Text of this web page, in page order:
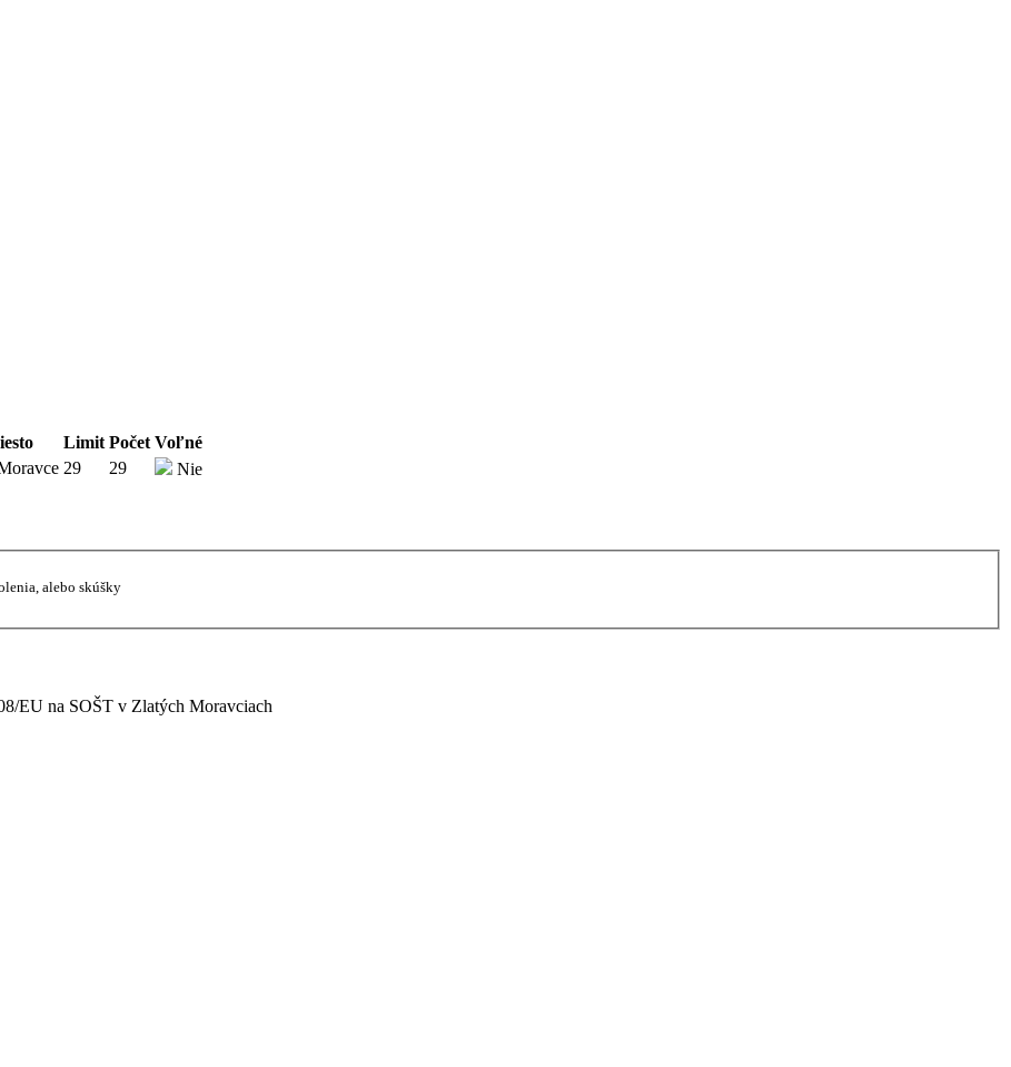
Limit Počet Voľné
29 29 Nie
alebo skúšky
EU na SOŠT v Zlatých Moravciach